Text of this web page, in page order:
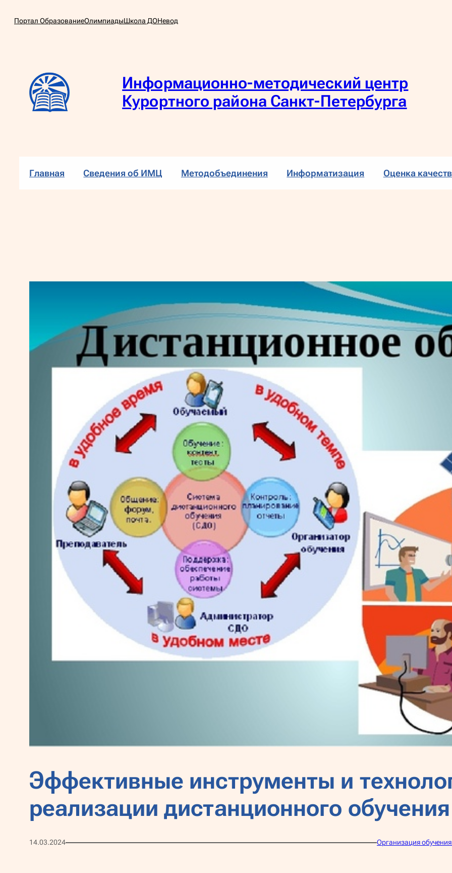
Портал ОбразованиеОлимпиадыШкола ДОНевод
Информационно-методический центр
Курортного района Санкт-Петербурга
Главная Сведения об ИМЦ Методобъединения Информатизация Оценка
Эффективные инструменты и
реализации дистанционного обучения
14.03.2024 Организация